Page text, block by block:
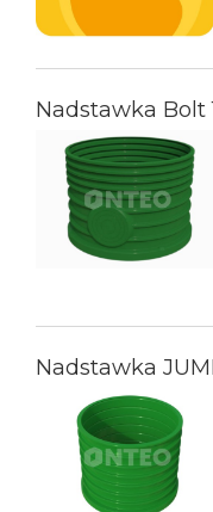
Nadstawka Bolt
Nadstawka